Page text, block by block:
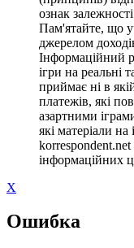
ознак
Пам'ятайте, що
джерелом
Інформаційний
ігри на реальні
приймає ні в
платежів, які
азартними
які матеріали
інформаційних
X
Ошибка